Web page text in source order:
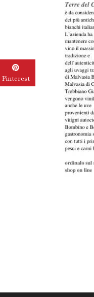
Pinterest